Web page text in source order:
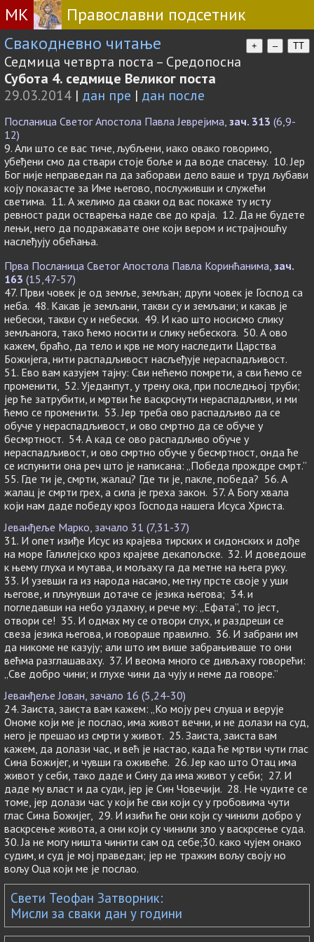
МК
Православни подсетник
Свакодневно читање
+ – TT
Седмица четврта поста – Средопосна
Субота 4. седмице Великог поста
29.03.2014 | дан пре | дан после
Посланица Светог Апостола Павла Јеврејима, зач. 313 (6,9-
12)
9. Али што се вас тиче, љубљени, иако овако говоримо,
убеђени смо да ствари стоје боље и да воде спасењу. 10. Јер
Бог није неправедан па да заборави дело ваше и труд љубави
коју показасте за Име његово, послуживши и служећи
светима. 11. А желимо да сваки од вас покаже ту исту
ревност ради остварења наде све до краја. 12. Да не будете
лењи, него да подражавате оне који вером и истрајношћу
наслеђују обећања.
Прва Посланица Светог Апостола Павла Коринћанима, зач.
163 (15,47-57)
47. Први човек је од земље, земљан; други човек је Господ са
неба. 48. Какав је земљани, такви су и земљани; и какав је
небески, такви су и небески. 49. И као што носисмо слику
земљанога, тако ћемо носити и слику небескога. 50. А ово
кажем, браћо, да тело и крв не могу наследити Царства
Божијега, нити распадљивост насљеђује нераспадљивост.
51. Ево вам казујем тајну: Сви нећемо помрети, а сви ћемо се
променити, 52. Уједанпут, у трену ока, при последњој труби;
јер ће затрубити, и мртви ће васкрснути нераспадљиви, и ми
ћемо се променити. 53. Јер треба ово распадљиво да се
обуче у нераспадљивост, и ово смртно да се обуче у
бесмртност. 54. А кад се ово распадљиво обуче у
нераспадљивост, и ово смртно обуче у бесмртност, онда ће
се испунити она реч што је написана: „Победа прождре смрт.”
55. Где ти је, смрти, жалац? Где ти је, пакле, победа? 56. А
жалац је смрти грех, а сила је греха закон. 57. А Богу хвала
који нам даде победу кроз Господа нашега Исуса Христа.
Јеванђеље Марко, зачало 31 (7,31-37)
31. И опет изиђе Исус из крајева тирских и сидонских и дође
на море Галилејско кроз крајеве декапољске. 32. И доведоше
к њему глуха и мутава, и мољаху га да метне на њега руку.
33. И узевши га из народа насамо, метну прсте своје у уши
његове, и пљунувши дотаче се језика његова; 34. и
погледавши на небо уздахну, и рече му: „Ефата”, то јест,
отвори се! 35. И одмах му се отвори слух, и раздреши се
свеза језика његова, и говораше правилно. 36. И забрани им
да никоме не казују; али што им више забрањиваше то они
већма разглашаваху. 37. И веома много се дивљаху говорећи:
„Све добро чини; и глухе чини да чују и неме да говоре.”
Јеванђеље Јован, зачало 16 (5,24-30)
24. Заиста, заиста вам кажем: „Ко моју реч слуша и верује
Ономе који ме је послао, има живот вечни, и не долази на суд,
него је прешао из смрти у живот. 25. Заиста, заиста вам
кажем, да долази час, и већ је настао, када ће мртви чути глас
Сина Божијег, и чувши га оживеће. 26. Јер као што Отац има
живот у себи, тако даде и Сину да има живот у себи; 27. И
даде му власт и да суди, јер је Син Човечији. 28. Не чудите се
томе, јер долази час у који ће сви који су у гробовима чути
глас Сина Божијег, 29. И изићи ће они који су чинили добро у
васкрсење живота, а они који су чинили зло у васкрсење суда.
30. Ја не могу ништа чинити сам од себе;30. како чујем онако
судим, и суд је мој праведан; јер не тражим вољу своју но
вољу Оца који ме је послао.
Свети Теофан Затворник:
Мисли за сваки дан у години